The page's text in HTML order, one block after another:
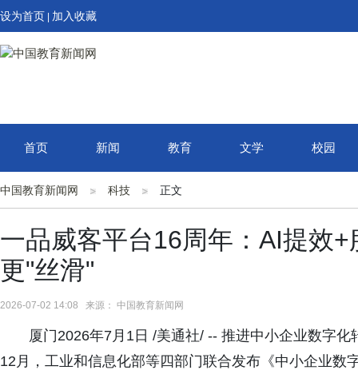
设为首页 加入收藏
首页 新闻 教育 文学 校园
中国教育新闻网 科技 正文
一品威客平台16周年：AI提效
更"丝滑"
2026-07-02 14:08 来源： 中国教育新闻网
厦门2026年7月1日 /美通社/ -- 推进中小企业数字
12月，工业和信息化部等四部门联合发布《中小企业